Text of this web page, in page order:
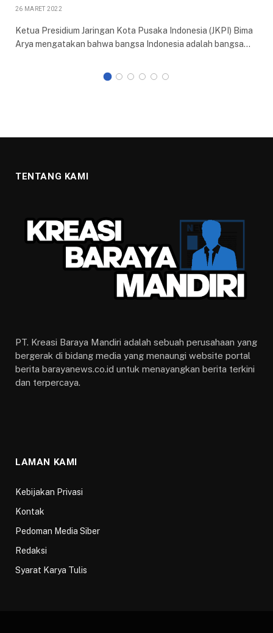
26 MARET 2022
Ketua Presidium Jaringan Kota Pusaka Indonesia (JKPI) Bima
Arya mengatakan bahwa bangsa Indonesia adalah bangsa…
TENTANG KAMI
PT. Kreasi Baraya Mandiri adalah sebuah perusahaan yang
bergerak di bidang media yang menaungi website portal
berita barayanews.co.id untuk menayangkan berita terkini
dan terpercaya.
LAMAN KAMI
Kebijakan Privasi
Kontak
Pedoman Media Siber
Redaksi
Syarat Karya Tulis